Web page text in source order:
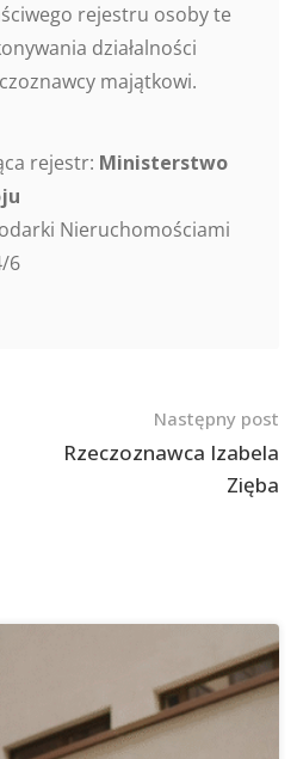
rejestru osoby te
działalności
majątkowi.
rejestr: Ministerstwo
Nieruchomościami
6
Następny post
Rzeczoznawca Izabela
Zięba